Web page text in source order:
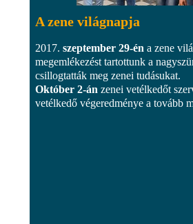
A zene világnapja
2017. szeptember 29-én a zene
megemlékezést tartottunk a
csillogtatták meg zenei tudásukat.
Október 2-án zenei vetélkedőt
vetélkedő végeredménye a tovább